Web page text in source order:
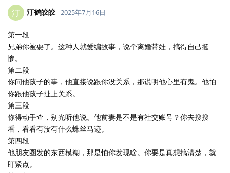
汀 汀鹤皎皎 2025年7月16日
第一段
兄弟你被耍了。这种人就爱编故事，说个离婚带娃，搞得自己挺
惨。
第二段
你问他孩子的事，他直接说跟你没关系，那说明他心里有鬼。他怕
你跟他孩子扯上关系。
第三段
你得动手查，别光听他说。他前妻是不是有社交账号？你去搜搜
看，看看有没有什么蛛丝马迹。
第四段
他朋友圈发的东西模糊，那是怕你发现啥。你要是真想搞清楚，就
盯紧点。